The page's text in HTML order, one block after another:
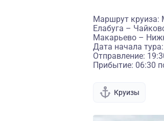
Маршрут круиза:
Елабуга –
Макарьево –
Дата начала
Отправление:
Прибытие: 06:30
Круизы